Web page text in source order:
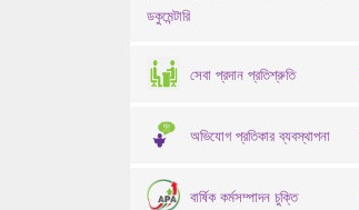
ডকুমেন্টারি
সেবা প্রদান প্রতিশ্রুতি
অভিযোগ প্রতিকার ব্যবস্থাপনা
বার্ষিক কর্মসম্পাদন চুক্তি